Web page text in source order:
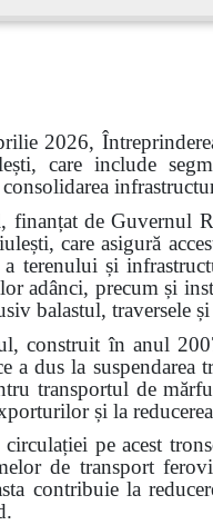
2026,
care include
finanțat de Guvernul
care asigură
a terenului și
adânci, precum și
balastul, traversele
construit în anul
a dus la
transportul de
și la
circulației pe acest
de transport
contribuie la